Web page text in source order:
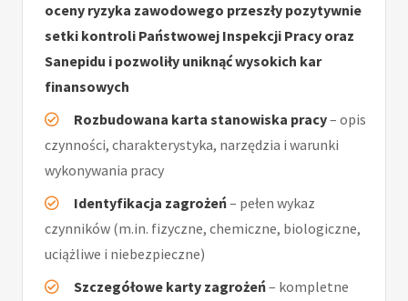
oceny ryzyka zawodowego przeszły pozytywnie
setki kontroli Państwowej Inspekcji Pracy oraz
Sanepidu i pozwoliły uniknąć wysokich kar
finansowych
Rozbudowana karta stanowiska pracy– opis
czynności, charakterystyka, narzędzia i warunki
wykonywania pracy
Identyfikacja zagrożeń– pełen wykaz
czynników (m.in. fizyczne, chemiczne, biologiczne,
uciążliwe i niebezpieczne)
Szczegółowe karty zagrożeń– kompletne